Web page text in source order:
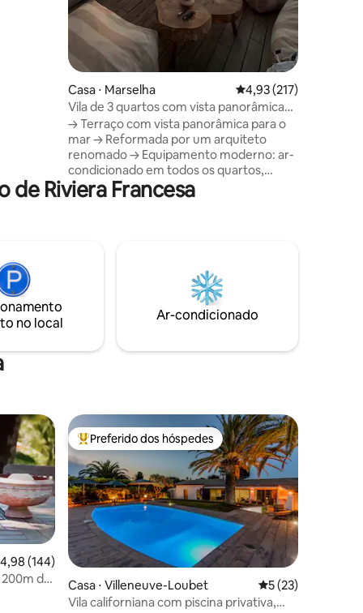
Casa ⋅ Marselha 4,93 de uma avaliação
4,93 (217)
Vila de 3 quartos com vista panorâmica
para o mar + sauna + spa
→ Terraço com vista panorâmica para o
mar → Reformada por um arquiteto
renomado → Equipamento moderno: ar-
condicionado em todos os quartos,
cozinha totalmente equipada,
churrasqueira → 3 quartos com camas
praia → Sem vizinhos de janela, muito
tranquilo → Ônibus a uma curta
caminhada de distância →
Estacionamento privativo disponível ao
de Riviera Francesa
no local
Ar-condicionado
de uma avaliação média de 5, 144 avaliações
4,98 (144)
do
Entre os melhores preferidos dos hóspedes
Preferido dos hóspedes
Casa ⋅ Villeneuve-Loubet 5 de uma
5 (23)
Vila californiana com piscina privativa,